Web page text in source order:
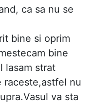
ca sa nu se
bine si oprim
bine
lasam strat
raceste,astfel nu
va sta